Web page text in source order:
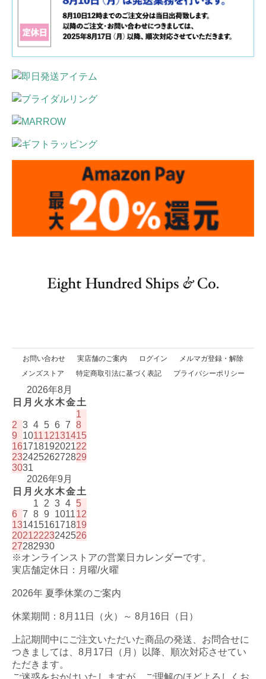
お問い合わせ 実店舗のご案内 ログイン
メルマガ登録・解除
メンズストア
特定商取引法に基づく表記 プライバシーポリシー
2026年8月
日 月 火 水木金土
1
2 3 4 5 6 7 8
9
101112131415
16171819202122
23242526272829
3031
2026年9月
日 月 火 水木金土
1
2 3 4 5
6 7 8 9 101112
13141516171819
20212223242526
27282930
※オンラインストアの営業日カレンダーです。
実店舗定休日：月曜/火曜
2026年 夏季休業のご案内
休業期間：8月11日（火）～ 8月16日（日）
上記期間中にご注文いただいた商品の発送、お問合せに
つきましては、8月17日（月）以降、順次対応させてい
ただきます。
ご迷惑をおかけいたしますが、ご理解のほどよろしくお